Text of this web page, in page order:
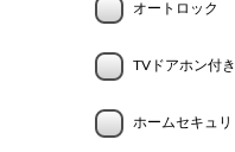
オートロック
TVドアホン付き
ホームセキュリ